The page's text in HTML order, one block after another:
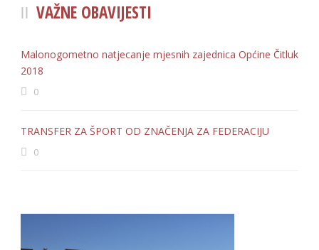
VAŽNE OBAVIJESTI
Malonogometno natjecanje mjesnih zajednica Općine Čitluk
2018
0
TRANSFER ZA ŠPORT OD ZNAČENJA ZA FEDERACIJU
0